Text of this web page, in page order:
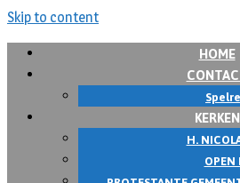
Skip to content
HOME
KERKEN
H.
OPEN